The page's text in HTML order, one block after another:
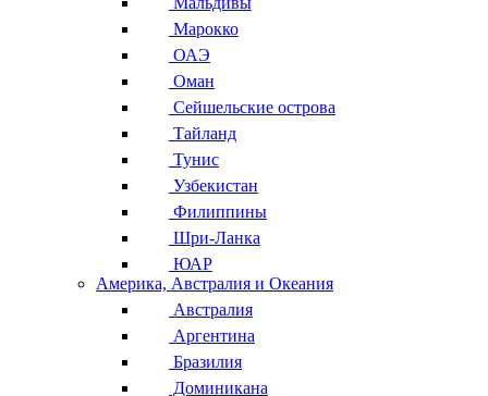
Марокко
ОАЭ
Оман
Сейшельские острова
Тайланд
Тунис
Узбекистан
Филиппины
Шри-Ланка
ЮАР
Америка, Австралия и Океания
Австралия
Аргентина
Бразилия
Доминикана